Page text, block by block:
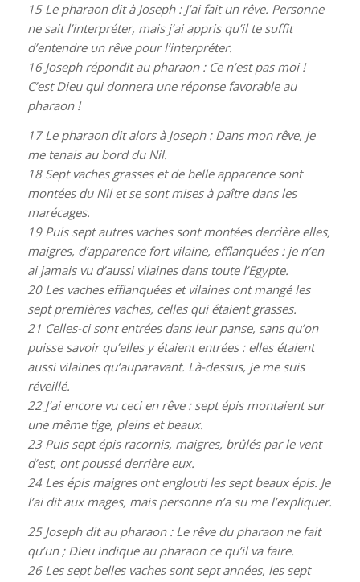
15 Le pharaon dit à Joseph : J’ai fait un rêve. Personne
ne sait l’interpréter, mais j’ai appris qu’il te suffit
d’entendre un rêve pour l’interpréter.
16 Joseph répondit au pharaon : Ce n’est pas moi !
C’est Dieu qui donnera une réponse favorable au
pharaon !
17Le pharaon dit alors à Joseph : Dans mon rêve, je
me tenais au bord du Nil.
18 Sept vaches grasses et de belle apparence sont
montées du Nil et se sont mises à paître dans les
marécages.
19 Puis sept autres vaches sont montées derrière elles,
maigres, d’apparence fort vilaine, efflanquées : je n’en
ai jamais vu d’aussi vilaines dans toute l’Egypte.
20 Les vaches efflanquées et vilaines ont mangé les
sept premières vaches, celles qui étaient grasses.
21 Celles-ci sont entrées dans leur panse, sans qu’on
puisse savoir qu’elles y étaient entrées : elles étaient
aussi vilaines qu’auparavant. Là-dessus, je me suis
réveillé.
22 J’ai encore vu ceci en rêve : sept épis montaient sur
une même tige, pleins et beaux.
23 Puis sept épis racornis, maigres, brûlés par le vent
d’est, ont poussé derrière eux.
24 Les épis maigres ont englouti les sept beaux épis. Je
l’ai dit aux mages, mais personne n’a su me l’expliquer.
25 Joseph dit au pharaon : Le rêve du pharaon ne fait
qu’un ; Dieu indique au pharaon ce qu’il va faire.
26 Les sept belles vaches sont sept années, les sept